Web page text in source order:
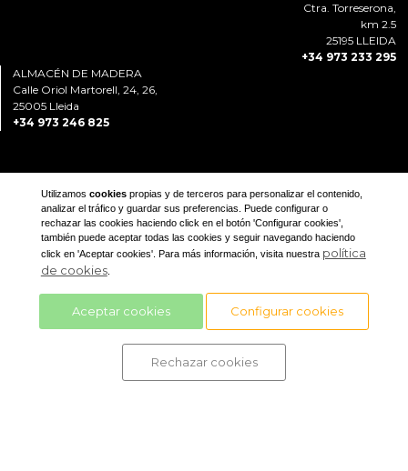
Ctra. Torreserona,
km 2.5
25195 LLEIDA
+34 973 233 295
ALMACÉN DE MADERA
Calle Oriol Martorell, 24, 26,
25005 Lleida
+34 973 246 825
Aviso legal
Utilizamos cookiespropias y de terceros para personalizar el contenido,
analizar el tráfico y guardar sus preferencias. Puede configurar o
rechazar las cookies haciendo click en el botón 'Configurar cookies',
también puede aceptar todas las cookies y seguir navegando haciendo
click en 'Aceptar cookies'. Para más información, visita nuestra política
de cookies.
Aceptar cookies Configurar cookies
Rechazar cookies